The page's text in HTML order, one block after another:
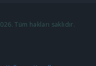
Tüm hakları saklıdır.